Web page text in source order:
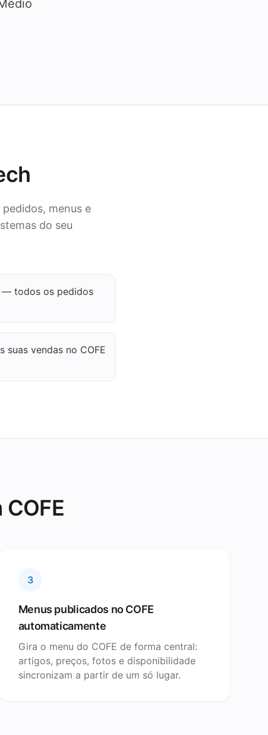
menus e
do seu
— todos os pedidos
suas vendas no COFE
3
Menus publicados no COFE
automaticamente
Gira o menu do COFE de forma central:
artigos, preços, fotos e disponibilidade
sincronizam a partir de um só lugar.